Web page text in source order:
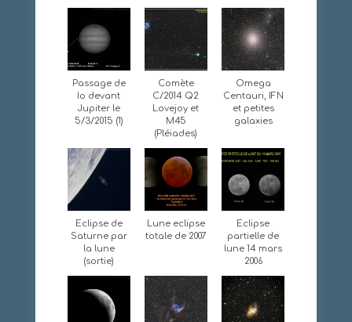
Passage de
Io devant
Jupiter le
5/3/2015 (1)
Comète
C/2014 Q2
Lovejoy et
M45
(Pléiades)
Omega
Centauri, IFN
et petites
galaxies
Eclipse de
Saturne par
la lune
(sortie)
Lune eclipse
totale de 2007
Eclipse
partielle de
lune 14 mars
2006